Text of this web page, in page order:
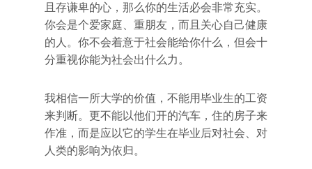
且存谦卑的心，那么你的生活必会非常充实。
你会是个爱家庭、重朋友，而且关心自己健康
的人。你不会着意于社会能给你什么，但会十
分重视你能为社会出什么力。
我相信一所大学的价值，不能用毕业生的工资
来判断。更不能以他们开的汽车，住的房子来
作准，而是应以它的学生在毕业后对社会、对
人类的影响为依归。